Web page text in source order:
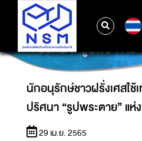
นักอนุรักษ์ชาวฝรั่งเศสใ
ปริศนา “รูปพระตาย
นักอนุรักษ์ชาวฝรั่งเศสใ
ปริศนา “รูปพระตาย” แห่
29 เม.ย. 2565